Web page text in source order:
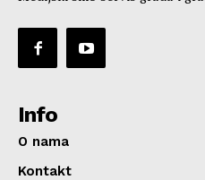
Info
O nama
Kontakt